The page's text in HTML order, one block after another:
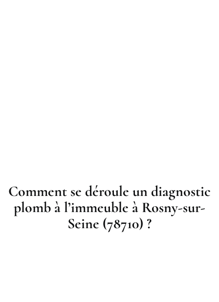
Comment se déroule un diagnostic
plomb à l’immeuble à Rosny-sur-
Seine (78710) ?